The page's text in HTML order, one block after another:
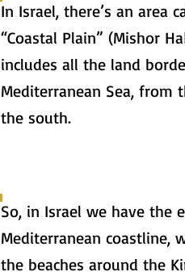
In Israel, there’s an area
“Coastal Plain” (Mishor
includes all the land
Mediterranean Sea, from
the south.
So, in Israel we have the
Mediterranean coastline,
the beaches around the